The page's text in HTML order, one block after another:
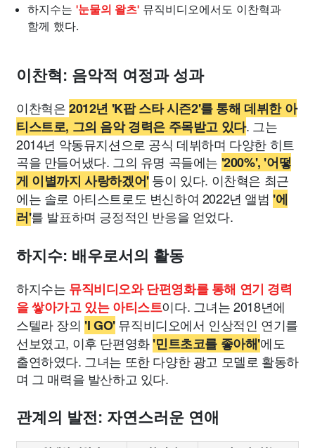
하지수는 '눈물의 왈츠' 뮤직비디오에서도 이찬혁과
함께 했다.
이찬혁: 음악적 여정과 성과
이찬혁은2012년 'K팝 스타 시즌2'를 통해 데뷔한 아
티스트로, 그의 음악 경력은 주목받고 있다. 그는
2014년 악동뮤지션으로 공식 데뷔하며 다양한 히트
곡을 만들어냈다. 그의 유명 곡들에는 '200%', '어떻
게 이별까지 사랑하겠어'등이 있다. 이찬혁은 최근
에는 솔로 아티스트로도 변신하여 2022년 앨범'에
러'를 발표하며 긍정적인 반응을 얻었다.
하지수: 배우로서의 활동
하지수는 뮤직비디오와 단편영화를 통해 연기 경력
을 쌓아가고 있는 아티스트이다. 그녀는 2018년에
스텔라 장의'I GO'뮤직비디오에서 인상적인 연기를
선보였고, 이후 단편영화'민트초코를 좋아해'에도
출연하였다. 그녀는 또한 다양한 광고 모델로 활동하
며 그 매력을 발산하고 있다.
관계의 발전: 자연스러운 연애